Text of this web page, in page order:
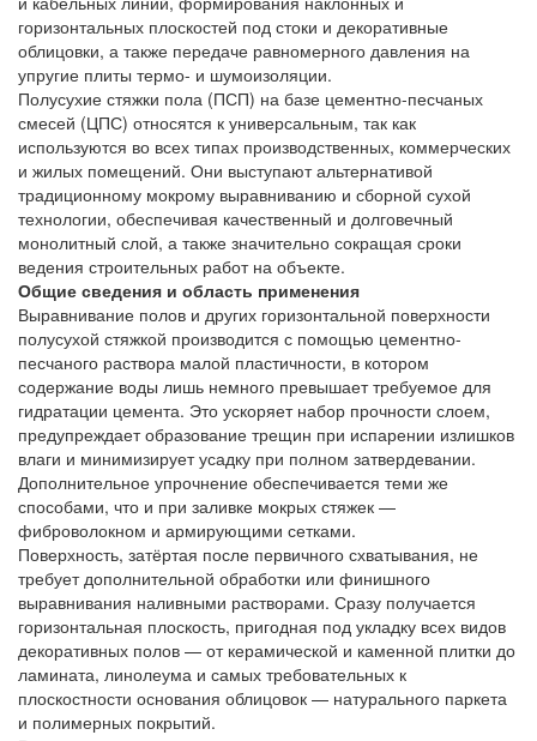
горизонтальных плоскостей под стоки и декоративные
облицовки, а также передаче равномерного давления на
упругие плиты термо- и шумоизоляции.
Полусухие стяжки пола (ПСП) на базе цементно-песчаных
смесей (ЦПС) относятся к универсальным, так как
используются во всех типах производственных, коммерческих
и жилых помещений. Они выступают альтернативой
традиционному мокрому выравниванию и сборной сухой
технологии, обеспечивая качественный и долговечный
монолитный слой, а также значительно сокращая сроки
ведения строительных работ на объекте.
Общие сведения и область применения
Выравнивание полов и других горизонтальной поверхности
полусухой стяжкой производится с помощью цементно-
песчаного раствора малой пластичности, в котором
содержание воды лишь немного превышает требуемое для
гидратации цемента. Это ускоряет набор прочности слоем,
предупреждает образование трещин при испарении излишков
влаги и минимизирует усадку при полном затвердевании.
Дополнительное упрочнение обеспечивается теми же
способами, что и при заливке мокрых стяжек —
фиброволокном и армирующими сетками.
Поверхность, затёртая после первичного схватывания, не
требует дополнительной обработки или финишного
выравнивания наливными растворами. Сразу получается
горизонтальная плоскость, пригодная под укладку всех видов
декоративных полов — от керамической и каменной плитки до
ламината, линолеума и самых требовательных к
плоскостности основания облицовок — натурального паркета
и полимерных покрытий.